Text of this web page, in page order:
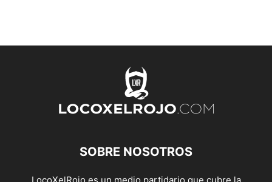
SOBRE NOSOTROS